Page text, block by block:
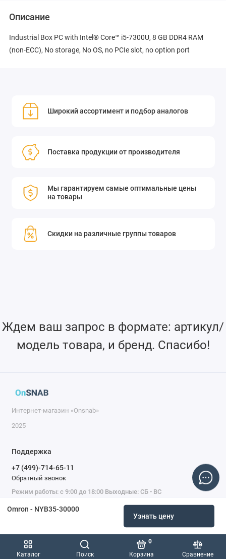
Каталог Поиск Корзина
0
Сравнение
Omron - NYB35-30000
Узнать цену
Описание
Industrial Box PC with Intel® Core™ i5-7300U, 8 GB DDR4 RAM
(non-ECC), No storage, No OS, no PCIe slot, no option port
Широкий ассортимент и подбор аналогов
Поставка продукции от производителя
Мы гарантируем самые оптимальные цены
на товары
Скидки на различные группы товаров
Ждем ваш запрос в формате: артикул/
модель товара, и бренд. Спасибо!
Интернет-магазин «Onsnab»
2025
Поддержка
+7 (499)-714-65-11
Обратный звонок
Режим работы: с 9:00 до 18:00 Выходные: СБ - ВС